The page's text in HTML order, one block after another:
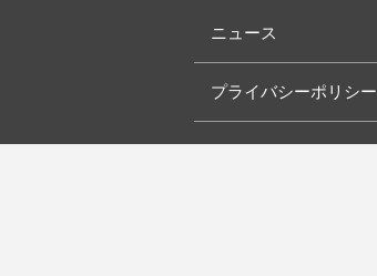
ニュース
プライバシーポリシー